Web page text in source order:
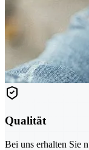
Qualität
Bei uns erhalten Sie